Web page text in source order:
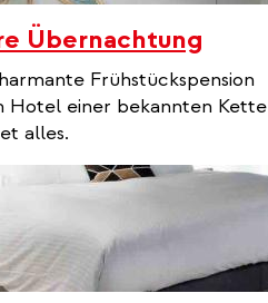
Übernachtung
Frühstückspension
Hotel einer bekannten Kette
alles.